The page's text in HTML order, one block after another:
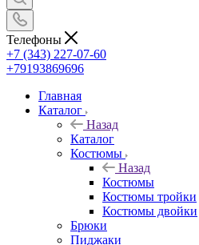
Телефоны
+7 (343) 227-07-60
+79193869696
Главная
Каталог
Назад
Каталог
Костюмы
Назад
Костюмы
Костюмы тройки
Костюмы двойки
Брюки
Пиджаки